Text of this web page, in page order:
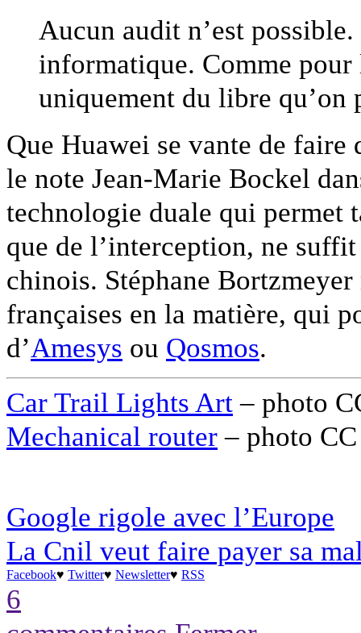
Aucun audit n’est
informatique. Comme
uniquement du libre qu’on
Que Huawei se vante de faire
le note Jean-Marie Bockel
technologie duale qui permet
que de l’interception, ne
chinois. Stéphane
françaises en la matière, qui
d’Amesys ou Qosmos.
Car Trail Lights Art – photo
Mechanical router – photo
Google rigole avec l’Europe
La Cnil veut faire payer sa
Facebook♥ Twitter♥ Newsletter♥ RSS
6